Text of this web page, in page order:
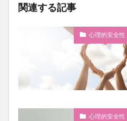
関連する記事
心理的安全性
心理的安全性